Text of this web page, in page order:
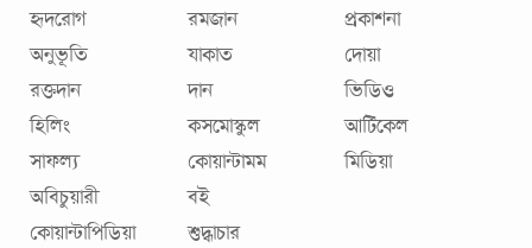
হৃদরোগ
অনুভূতি
রক্তদান
হিলিং
সাফল্য
রমজান
যাকাত
দান
কসমোস্কুল
কোয়ান্টামম
প্রকাশনা
দোয়া
ভিডিও
আর্টিকেল
মিডিয়া
অবিচুয়ারী
কোয়ান্টাপিডিয়া
বই
শুদ্ধাচার